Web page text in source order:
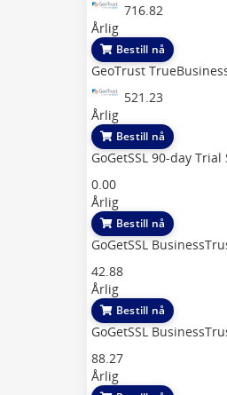
716.82
Årlig
Bestill nå
GeoTrust
521.23
Årlig
Bestill nå
GoGetSSL 90-day Trial
0.00
Årlig
Bestill nå
GoGetSSL
42.88
Årlig
Bestill nå
GoGetSSL
88.27
Årlig